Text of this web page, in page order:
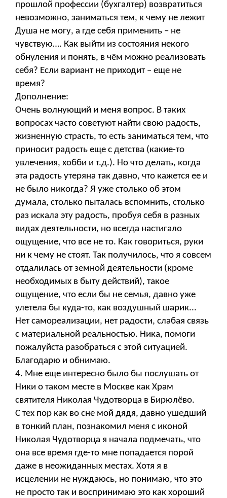
прошлой профессии (бухгалтер) возвратиться
невозможно, заниматься тем, к чему не лежит
Душа не могу, а где себя применить – не
чувствую…. Как выйти из состояния некого
обнуления и понять, в чём можно реализовать
себя? Если вариант не приходит – еще не
время?
Дополнение:
Очень волнующий и меня вопрос. В таких
вопросах часто советуют найти свою радость,
жизненную страсть, то есть заниматься тем, что
приносит радость еще с детства (какие-то
увлечения, хобби и т.д.). Но что делать, когда
эта радость утеряна так давно, что кажется ее и
не было никогда? Я уже столько об этом
думала, столько пыталась вспомнить, столько
раз искала эту радость, пробуя себя в разных
видах деятельности, но всегда настигало
ощущение, что все не то. Как говориться, руки
ни к чему не стоят. Так получилось, что я совсем
отдалилась от земной деятельности (кроме
необходимых в быту действий), такое
ощущение, что если бы не семья, давно уже
улетела бы куда-то, как воздушный шарик...
Нет самореализации, нет радости, слабая связь
с материальной реальностью. Ника, помоги
пожалуйста разобраться с этой ситуацией.
Благодарю и обнимаю.
4. Мне еще интересно было бы послушать от
Ники о таком месте в Москве как Храм
святителя Николая Чудотворца в Бирюлёво.
С тех пор как во сне мой дядя, давно ушедший
в тонкий план, познакомил меня с иконой
Николая Чудотворца я начала подмечать, что
она все время где-то мне попадается порой
даже в неожиданных местах. Хотя я в
исцелении не нуждаюсь, но понимаю, что это
не просто так и воспринимаю это как хороший